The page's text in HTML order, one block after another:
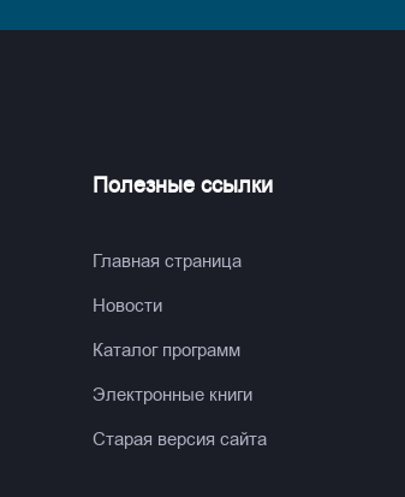
Полезные ссылки
Главная страница
Новости
Каталог программ
Электронные книги
Старая версия сайта